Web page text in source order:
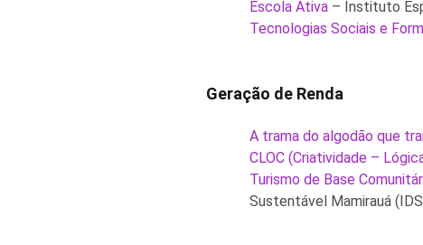
Escola Ativa – Instituto
Tecnologias Sociais e
Geração de Renda
A trama do algodão que
CLOC (Criatividade –
Turismo de Base
Sustentável Mamirauá